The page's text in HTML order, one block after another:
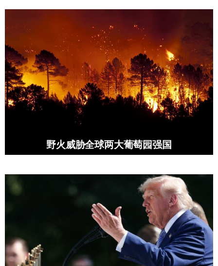
野火威胁全球两大葡萄园强国